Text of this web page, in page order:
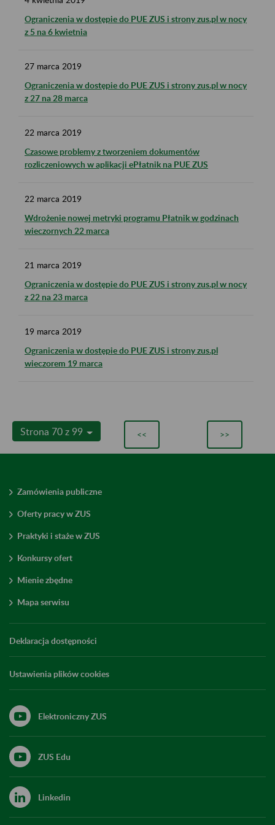
Ograniczenia w dostępie do PUE ZUS i strony zus.pl w nocy
z 5 na 6 kwietnia
27 marca 2019
Ograniczenia w dostępie do PUE ZUS i strony zus.pl w nocy
z 27 na 28 marca
22 marca 2019
Czasowe problemy z tworzeniem dokumentów
rozliczeniowych w aplikacji ePłatnik na PUE ZUS
22 marca 2019
Wdrożenie nowej metryki programu Płatnik w godzinach
wieczornych 22 marca
21 marca 2019
Ograniczenia w dostępie do PUE ZUS i strony zus.pl w nocy
z 22 na 23 marca
19 marca 2019
Ograniczenia w dostępie do PUE ZUS i strony zus.pl
wieczorem 19 marca
Strona 70 z 99 << >>
Zamówienia publiczne
Oferty pracy w ZUS
Praktyki i staże w ZUS
Konkursy ofert
Mienie zbędne
Mapa serwisu
Deklaracja dostępności
Ustawienia plików cookies
Elektroniczny ZUS
ZUS Edu
Linkedin